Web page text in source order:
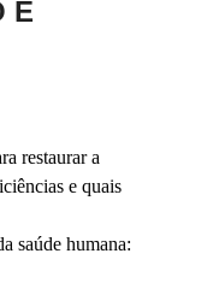
E
restaurar a
e quais
saúde humana: